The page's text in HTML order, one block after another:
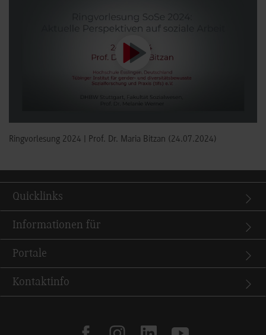
Ringvorlesung 2024 | Prof. Dr. Maria Bitzan (24.07.2024)
Quicklinks
Informationen für
Portale
Kontaktinfo
facebookinstagramlinkedinyoutube